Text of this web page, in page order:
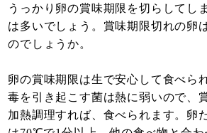
うっかり卵の賞味期限を切らしてし
は多いでしょう。賞味期限切れの卵
のでしょうか。
卵の賞味期限は生で安心して食べら
毒を引き起こす菌は熱に弱いので、
加熱調理すれば、食べられます。卵